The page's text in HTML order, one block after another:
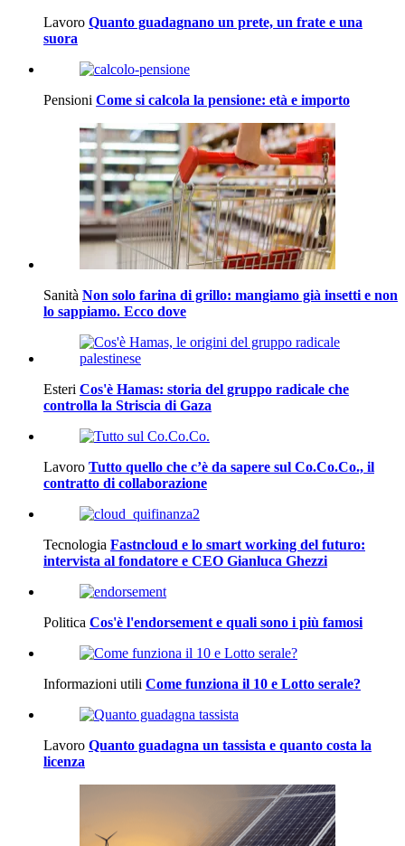
Lavoro Quanto guadagnano un prete, un frate e una
suora
Pensioni Come si calcola la pensione: età e importo
Sanità Non solo farina di grillo: mangiamo già insetti e non
lo sappiamo. Ecco dove
Esteri Cos'è Hamas: storia del gruppo radicale che
controlla la Striscia di Gaza
Lavoro Tutto quello che c’è da sapere sul Co.Co.Co., il
contratto di collaborazione
Tecnologia Fastncloud e lo smart working del futuro:
intervista al fondatore e CEO Gianluca Ghezzi
Politica Cos'è l'endorsement e quali sono i più famosi
Informazioni utili Come funziona il 10 e Lotto serale?
Lavoro Quanto guadagna un tassista e quanto costa la
licenza